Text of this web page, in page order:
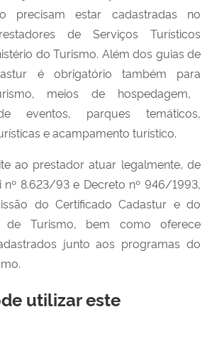
precisam estar cadastradas no
de Serviços Turísticos
do Turismo. Além dos guias de
é obrigatório também para
meios de hospedagem,
eventos, parques temáticos,
e acampamento turístico.
ao prestador atuar legalmente, de
8.623/93 e Decreto nº 946/1993,
do Certificado Cadastur e do
de Turismo, bem como oferece
junto aos programas do
utilizar este